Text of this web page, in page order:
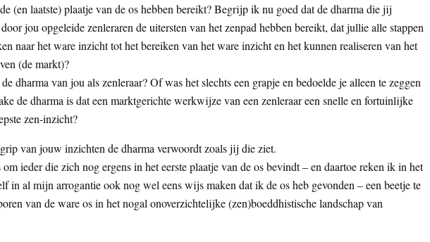
(en laatste) plaatje van de os hebben bereikt? Begrijp ik nu goed dat de dharma die jij
jou opgeleide zenleraren de uitersten van het zenpad hebben bereikt, dat jullie alle stappen
naar het ware inzicht tot het bereiken van het ware inzicht en het kunnen realiseren van het
(de markt)?
dharma van jou als zenleraar? Of was het slechts een grapje en bedoelde je alleen te zeggen
de dharma is dat een marktgerichte werkwijze van een zenleraar een snelle en fortuinlijke
zen-inzicht?
van jouw inzichten de dharma verwoordt zoals jij die ziet.
ieder die zich nog ergens in het eerste plaatje van de os bevindt – en daartoe reken ik in het
in al mijn arrogantie ook nog wel eens wijs maken dat ik de os heb gevonden – een beetje te
van de ware os in het nogal onoverzichtelijke (zen)boeddhistische landschap van